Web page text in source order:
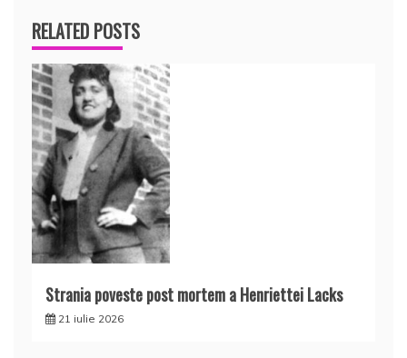
RELATED POSTS
Strania poveste post mortem a Henriettei Lacks
21 iulie 2026